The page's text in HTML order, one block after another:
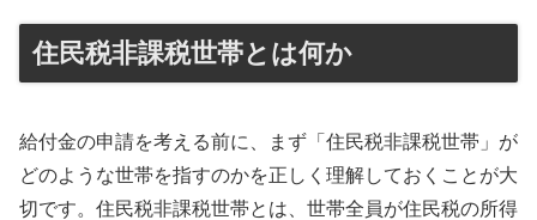
住民税非課税世帯とは何か
給付金の申請を考える前に、まず「住民税非課税世帯」が
どのような世帯を指すのかを正しく理解しておくことが大
切です。住民税非課税世帯とは、世帯全員が住民税の所得